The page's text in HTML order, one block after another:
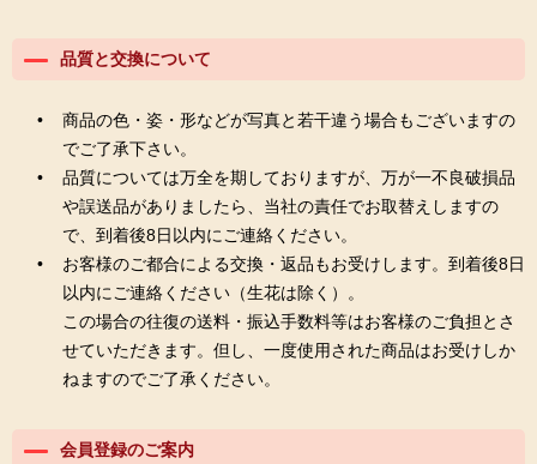
品質と交換について
商品の色・姿・形などが写真と若干違う場合もございますの
でご了承下さい。
品質については万全を期しておりますが、万が一不良破損品
や誤送品がありましたら、当社の責任でお取替えしますの
で、到着後8日以内にご連絡ください。
お客様のご都合による交換・返品もお受けします。到着後8日
以内にご連絡ください（生花は除く）。
この場合の往復の送料・振込手数料等はお客様のご負担とさ
せていただきます。但し、一度使用された商品はお受けしか
ねますのでご了承ください。
会員登録のご案内